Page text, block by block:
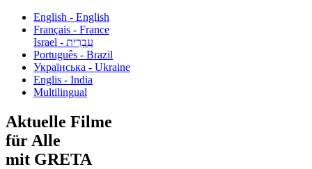
English - English
Français - France
עִבְרִית - Israel
Português - Brazil
Українська - Ukraine
Englis - India
Multilingual
Aktuelle Filme
für Alle
mit GRETA